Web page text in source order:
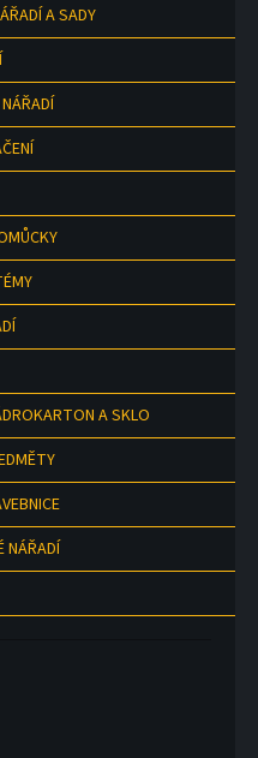
A SADY
A SKLO
NÁŘADÍ